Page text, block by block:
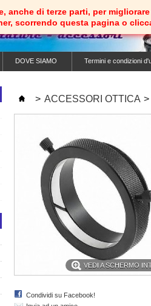
DOVE SIAMO Termini e condizioni
> ACCESSORI OTTICA >
VEDI A SCHERMO
Condividi su Facebook!
anche di terze parti, per
scorrendo questa pagina o